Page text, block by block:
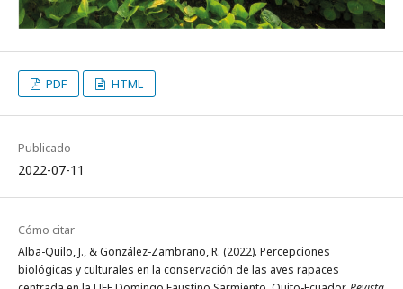
PDF HTML
Publicado
2022-07-11
Cómo citar
Alba-Quilo, J., & González-Zambrano, R. (2022). Percepciones
biológicas y culturales en la conservación de las aves rapaces